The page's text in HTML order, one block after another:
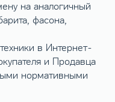
на аналогичный
фасона,
в Интернет-
и Продавца
нормативными